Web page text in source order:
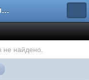
Форум владельцев интернет-магазинов
не найдено.